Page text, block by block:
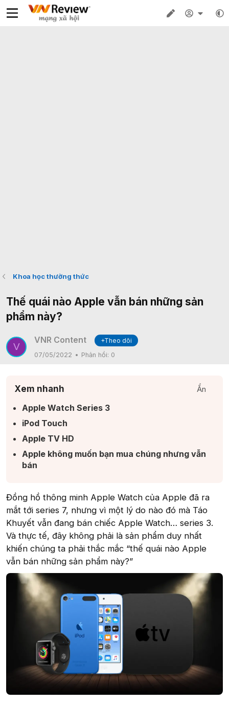
Khoa học thường thức
Thế quái nào Apple vẫn bán những sản
phẩm này?
V
VNR Content
+Theo dõi
07/05/2022
Phản hồi: 0
Xem nhanh Ẩn
Apple Watch Series 3​
iPod Touch​
Apple TV HD​
Apple không muốn bạn mua chúng nhưng vẫn
bán​
Đồng hồ thông minh Apple Watch của Apple đã ra
mắt tới series 7, nhưng vì một lý do nào đó mà Táo
Khuyết vẫn đang bán chiếc Apple Watch… series 3.
Và thực tế, đây không phải là sản phẩm duy nhất
khiến chúng ta phải thắc mắc “thế quái nào Apple
vẫn bán những sản phẩm này?”